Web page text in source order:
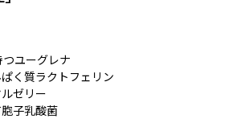
つユーグレナ
く質ラクトフェリン
ゼリー
子乳酸菌